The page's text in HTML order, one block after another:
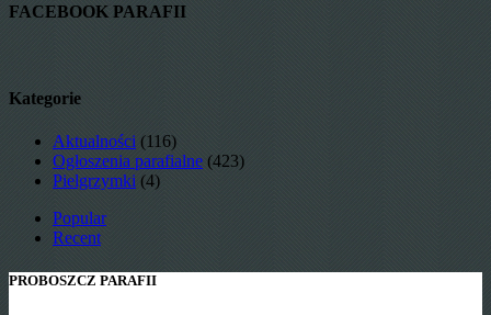
FACEBOOK PARAFII
Kategorie
Aktualności (116)
Ogłoszenia parafialne (423)
Pielgrzymki (4)
Popular
Recent
PROBOSZCZ PARAFII